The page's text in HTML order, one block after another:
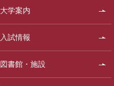
大学案内
入試情報
図書館・施設